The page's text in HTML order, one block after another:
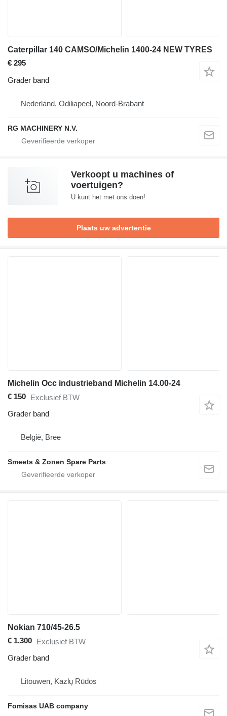
Caterpillar 140 CAMSO/Michelin 1400-24 NEW TYRES
€ 295
Grader band
Nederland, Odiliapeel, Noord-Brabant
RG MACHINERY N.V.
Verkoopt u machines of
voertuigen?
U kunt het met ons doen!
Plaats uw advertentie
Michelin Occ industrieband Michelin 14.00-24
€ 150 Exclusief BTW
Grader band
België, Bree
Smeets & Zonen Spare Parts
Nokian 710/45-26.5
€ 1.300 Exclusief BTW
Grader band
Litouwen, Kazlų Rūdos
Fomisas UAB company